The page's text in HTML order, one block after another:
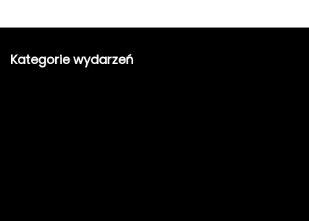
Kategorie wydarzeń